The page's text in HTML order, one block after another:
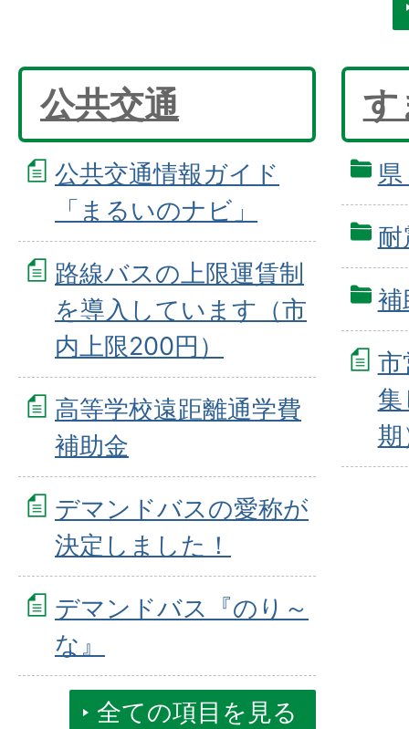
公共交通
公共交通情報ガイド
「まるいのナビ」
路線バスの上限運賃制
を導入しています（市
内上限200円）
高等学校遠距離通学費
補助金
デマンドバスの愛称が
決定しました！
デマンドバス『のり～
な』
全ての項目を見る
す
耐
補
市
集
期